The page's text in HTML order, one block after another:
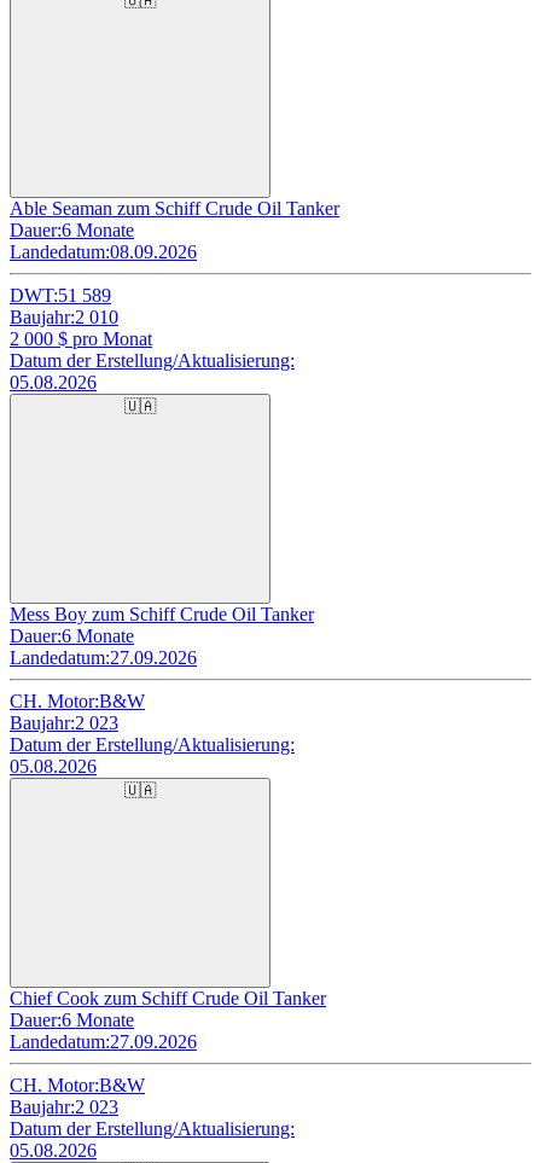
Able Seaman zum Schiff Crude Oil Tanker
Dauer:6 Monate
Landedatum:08.09.2026
DWT:51 589
Baujahr:2 010
2 000 $ pro Monat
Datum der Erstellung/Aktualisierung:
05.08.2026
🇺🇦
Mess Boy zum Schiff Crude Oil Tanker
Dauer:6 Monate
Landedatum:27.09.2026
CH. Motor:B&W
Baujahr:2 023
Datum der Erstellung/Aktualisierung:
05.08.2026
🇺🇦
Chief Cook zum Schiff Crude Oil Tanker
Dauer:6 Monate
Landedatum:27.09.2026
CH. Motor:B&W
Baujahr:2 023
Datum der Erstellung/Aktualisierung:
05.08.2026